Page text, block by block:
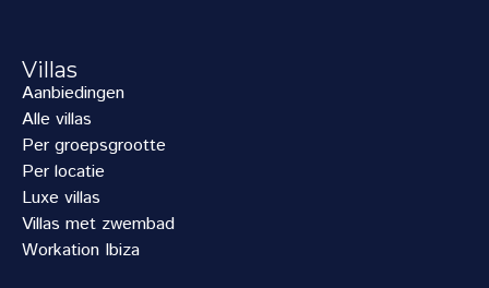
Villas
Aanbiedingen
Alle villas
Per groepsgrootte
Per locatie
Luxe villas
Villas met zwembad
Workation Ibiza